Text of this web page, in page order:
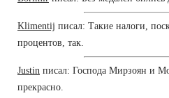
Klimentij писал: Такие налоги,
процентов, так.
Justin писал: Господа Мирзоян и
прекрасно.